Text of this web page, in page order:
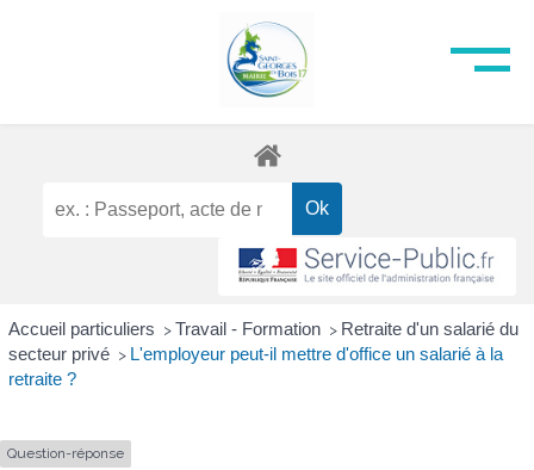
Accueil particuliers > Travail - Formation > Retraite d'un salarié du
secteur privé > L'employeur peut-il mettre d'office un salarié à la
retraite ?
Question-réponse